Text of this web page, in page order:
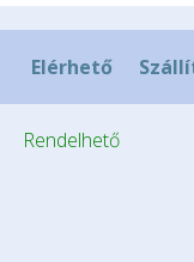
Elérhető
Rendelhető